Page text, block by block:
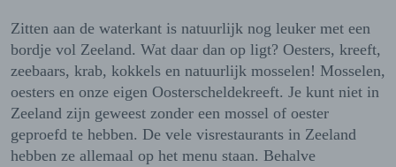
Zitten aan de waterkant is natuurlijk nog leuker met een
bordje vol Zeeland. Wat daar dan op ligt? Oesters, kreeft,
zeebaars, krab, kokkels en natuurlijk mosselen! Mosselen,
oesters en onze eigen Oosterscheldekreeft. Je kunt niet in
Zeeland zijn geweest zonder een mossel of oester
geproefd te hebben. De vele visrestaurants in Zeeland
hebben ze allemaal op het menu staan. Behalve